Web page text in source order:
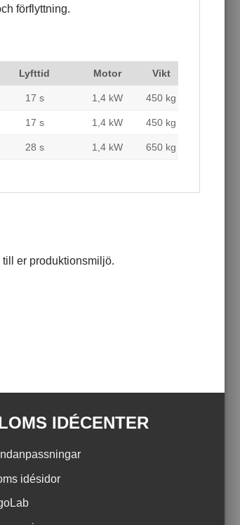
förflyttning.
Lyfttid Motor Vikt
17 s 1,4 kW 450 kg
17 s 1,4 kW 450 kg
28 s 1,4 kW 650 kg
er produktionsmiljö.
IDÉCENTER
idésidor